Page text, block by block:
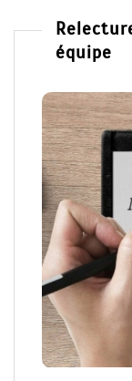
équipe